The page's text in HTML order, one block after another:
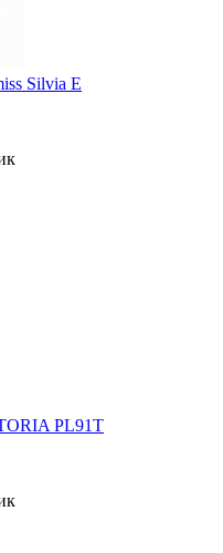
Silvia E
PL91T